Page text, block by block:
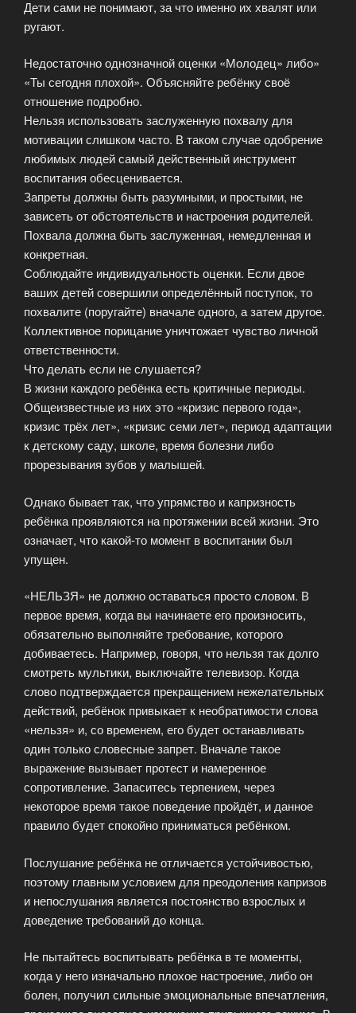
Дети сами не понимают, за что именно их хвалят или
ругают.
Недостаточно однозначной оценки «Молодец» либо»
«Ты сегодня плохой». Объясняйте ребёнку своё
отношение подробно.
Нельзя использовать заслуженную похвалу для
мотивации слишком часто. В таком случае одобрение
любимых людей самый действенный инструмент
воспитания обесценивается.
Запреты должны быть разумными, и простыми, не
зависеть от обстоятельств и настроения родителей.
Похвала должна быть заслуженная, немедленная и
конкретная.
Соблюдайте индивидуальность оценки. Если двое
ваших детей совершили определённый поступок, то
похвалите (поругайте) вначале одного, а затем другое.
Коллективное порицание уничтожает чувство личной
ответственности.
Что делать если не слушается?
В жизни каждого ребёнка есть критичные периоды.
Общеизвестные из них это «кризис первого года»,
кризис трёх лет», «кризис семи лет», период адаптации
к детскому саду, школе, время болезни либо
прорезывания зубов у малышей.
Однако бывает так, что упрямство и капризность
ребёнка проявляются на протяжении всей жизни. Это
означает, что какой-то момент в воспитании был
упущен.
«НЕЛЬЗЯ» не должно оставаться просто словом. В
первое время, когда вы начинаете его произносить,
обязательно выполняйте требование, которого
добиваетесь. Например, говоря, что нельзя так долго
смотреть мультики, выключайте телевизор. Когда
слово подтверждается прекращением нежелательных
действий, ребёнок привыкает к необратимости слова
«нельзя» и, со временем, его будет останавливать
один только словесные запрет. Вначале такое
выражение вызывает протест и намеренное
сопротивление. Запаситесь терпением, через
некоторое время такое поведение пройдёт, и данное
правило будет спокойно приниматься ребёнком.
Послушание ребёнка не отличается устойчивостью,
поэтому главным условием для преодоления капризов
и непослушания является постоянство взрослых и
доведение требований до конца.
Не пытайтесь воспитывать ребёнка в те моменты,
когда у него изначально плохое настроение, либо он
болен, получил сильные эмоциональные впечатления,